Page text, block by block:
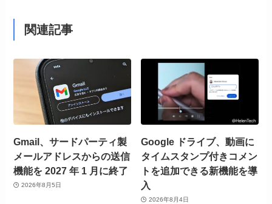
関連記事
Gmail、サードパーティ製
メールアドレスからの送信
機能を 2027 年 1 月に終了
2026年8月5日
Google ドライブ、動画に
タイムスタンプ付きコメン
トを追加できる新機能を導
入
2026年8月4日